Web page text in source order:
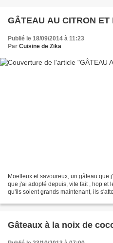
GÂTEAU AU CITRON ET
Publié le 18/09/2014 à 11:23
Par Cuisine de Zika
Moelleux et savoureux, un gâteau que
que j'ai adopté depuis, vite fait , hop et
qu'ils soient grands maintenant, ils
Gâteaux à la noix de